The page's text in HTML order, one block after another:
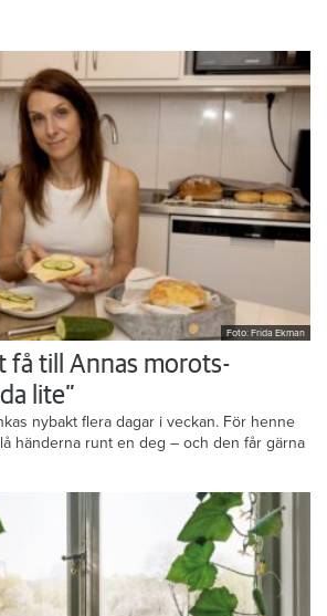
Foto: Frida Ekman
få till Annas morots-
lite”
nybakt flera dagar i veckan. För henne
händerna runt en deg – och den får gärna